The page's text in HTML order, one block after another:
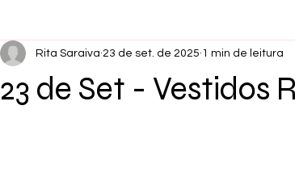
23 de Set - Vestidos
Rita Saraiva 23 de set. de 2025 1 min de leitura